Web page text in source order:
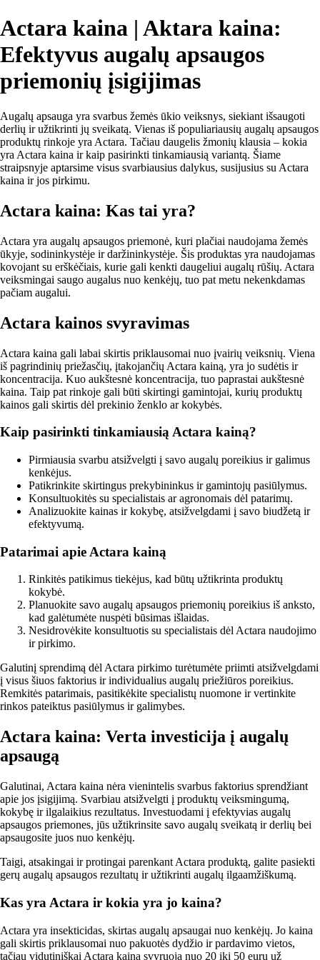
Actara kaina | Aktara kaina:
Efektyvus augalų apsaugos
priemonių įsigijimas
Augalų apsauga yra svarbus žemės ūkio veiksnys, siekiant išsaugoti
derlių ir užtikrinti jų sveikatą. Vienas iš populiariausių augalų apsaugos
produktų rinkoje yra Actara. Tačiau daugelis žmonių klausia – kokia
yra Actara kaina ir kaip pasirinkti tinkamiausią variantą. Šiame
straipsnyje aptarsime visus svarbiausius dalykus, susijusius su Actara
kaina ir jos pirkimu.
Actara kaina: Kas tai yra?
Actara yra augalų apsaugos priemonė, kuri plačiai naudojama žemės
ūkyje, sodininkystėje ir daržininkystėje. Šis produktas yra naudojamas
kovojant su erškėčiais, kurie gali kenkti daugeliui augalų rūšių. Actara
veiksmingai saugo augalus nuo kenkėjų, tuo pat metu nekenkdamas
pačiam augalui.
Actara kainos svyravimas
Actara kaina gali labai skirtis priklausomai nuo įvairių veiksnių. Viena
iš pagrindinių priežasčių, įtakojančių Actara kainą, yra jo sudėtis ir
koncentracija. Kuo aukštesnė koncentracija, tuo paprastai aukštesnė
kaina. Taip pat rinkoje gali būti skirtingi gamintojai, kurių produktų
kainos gali skirtis dėl prekinio ženklo ar kokybės.
Kaip pasirinkti tinkamiausią Actara kainą?
Pirmiausia svarbu atsižvelgti į savo augalų poreikius ir galimus
kenkėjus.
Patikrinkite skirtingus prekybininkus ir gamintojų pasiūlymus.
Konsultuokitės su specialistais ar agronomais dėl patarimų.
Analizuokite kainas ir kokybę, atsižvelgdami į savo biudžetą ir
efektyvumą.
Patarimai apie Actara kainą
Rinkitės patikimus tiekėjus, kad būtų užtikrinta produktų
kokybė.
Planuokite savo augalų apsaugos priemonių poreikius iš anksto,
kad galėtumėte nuspėti būsimas išlaidas.
Nesidrovėkite konsultuotis su specialistais dėl Actara naudojimo
ir pirkimo.
Galutinį sprendimą dėl Actara pirkimo turėtumėte priimti atsižvelgdami
į visus šiuos faktorius ir individualius augalų priežiūros poreikius.
Remkitės patarimais, pasitikėkite specialistų nuomone ir vertinkite
rinkos pateiktus pasiūlymus ir galimybes.
Actara kaina: Verta investicija į augalų
apsaugą
Galutinai, Actara kaina nėra vienintelis svarbus faktorius sprendžiant
apie jos įsigijimą. Svarbiau atsižvelgti į produktų veiksmingumą,
kokybę ir ilgalaikius rezultatus. Investuodami į efektyvias augalų
apsaugos priemones, jūs užtikrinsite savo augalų sveikatą ir derlių bei
apsaugosite juos nuo kenkėjų.
Taigi, atsakingai ir protingai parenkant Actara produktą, galite pasiekti
gerų augalų apsaugos rezultatų ir užtikrinti augalų ilgaamžiškumą.
Kas yra Actara ir kokia yra jo kaina?
Actara yra insekticidas, skirtas augalų apsaugai nuo kenkėjų. Jo kaina
gali skirtis priklausomai nuo pakuotės dydžio ir pardavimo vietos,
tačiau vidutiniškai Actara kaina svyruoja nuo 20 iki 50 eurų už